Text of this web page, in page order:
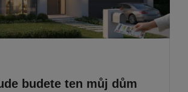
budete ten můj dům